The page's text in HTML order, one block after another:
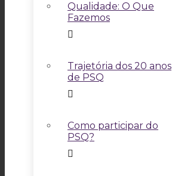
Qualidade: O Que
Fazemos
Trajetória dos 20 anos
de PSQ
Como participar do
PSQ?